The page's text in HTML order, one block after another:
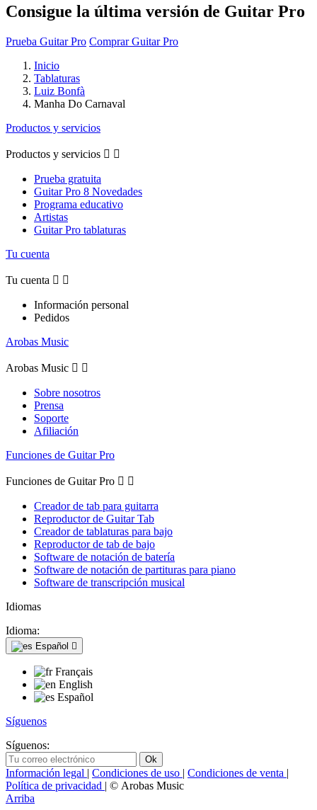
Consigue la última versión de Guitar Pro
Prueba Guitar Pro Comprar Guitar Pro
Inicio
Tablaturas
Luiz Bonfà
Manha Do Carnaval
Productos y servicios
Productos y servicios  
Prueba gratuita
Guitar Pro 8 Novedades
Programa educativo
Artistas
Guitar Pro tablaturas
Tu cuenta
Tu cuenta  
Información personal
Pedidos
Arobas Music
Arobas Music  
Sobre nosotros
Prensa
Soporte
Afiliación
Funciones de Guitar Pro
Funciones de Guitar Pro  
Creador de tab para guitarra
Reproductor de Guitar Tab
Creador de tablaturas para bajo
Reproductor de tab de bajo
Software de notación de batería
Software de notación de partituras para piano
Software de transcripción musical
Idiomas
Idioma:
Español 
Français
English
Español
Síguenos
Síguenos:
Información legal | Condiciones de uso | Condiciones de venta |
Política de privacidad | © Arobas Music
Arriba